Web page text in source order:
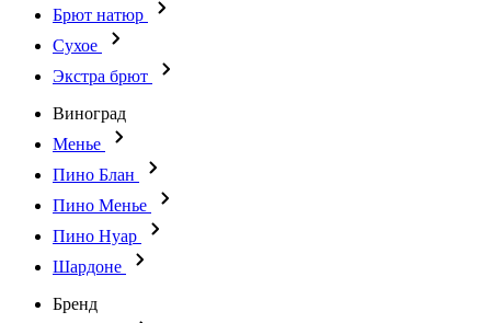
Брют натюр
Сухое
Экстра брют
Виноград
Менье
Пино Блан
Пино Менье
Пино Нуар
Шардоне
Бренд